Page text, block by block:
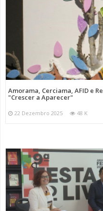
Amorama, Cerciama, AFID e
"Crescer a Aparecer"
22 Dezembro 2025 48 K